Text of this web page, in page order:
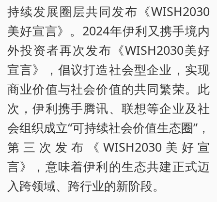
持续发展圈层共同发布《WISH2030
美好宣言》。2024年伊利又携手境内
外投资者再次发布《WISH2030美好
宣言》，倡议打造社会型企业，实现
商业价值与社会价值的共同繁荣。此
次，伊利携手腾讯、联想等企业及社
会组织成立“可持续社会价值生态圈”，
第三次发布《WISH2030美好宣
言》，意味着伊利的生态共建正式迈
入跨领域、跨行业的新阶段。